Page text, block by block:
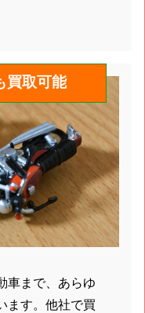
買取可能
車まで、あらゆ
ます。他社で買